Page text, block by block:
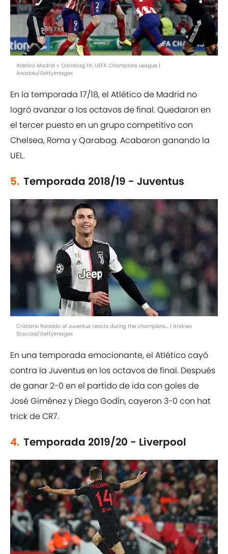
Atletico Madrid v Qarabag FK: UEFA Champions League |
Anadolu/GettyImages
En la temporada 17/18, el Atlético de Madrid no
logró avanzar a los octavos de final. Quedaron en
el tercer puesto en un grupo competitivo con
Chelsea, Roma y Qarabag. Acabaron ganando la
UEL.
5. Temporada 2018/19 - Juventus
Cristiano Ronaldo of Juventus reacts during the champions... | Andrea
Staccioli/GettyImages
En una temporada emocionante, el Atlético cayó
contra la Juventus en los octavos de final. Después
de ganar 2-0 en el partido de ida con goles de
José Giménez y Diego Godín, cayeron 3-0 con hat
trick de CR7.
4. Temporada 2019/20 - Liverpool